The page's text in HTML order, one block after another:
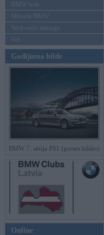
BMW testi
Mēneša BMW
Sērijveida tūnings
Vel...
Gadījuma bilde
BMW 7. sērija F01 (preses bildes)
Online